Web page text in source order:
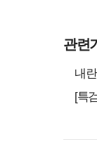
관련
내
[특